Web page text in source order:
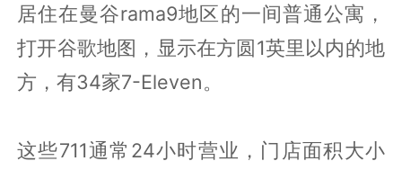
居住在曼谷rama9地区的一间普通公寓，
打开谷歌地图，显示在方圆1英里以内的地
方，有34家7-Eleven。
这些711通常24小时营业，门店面积大小